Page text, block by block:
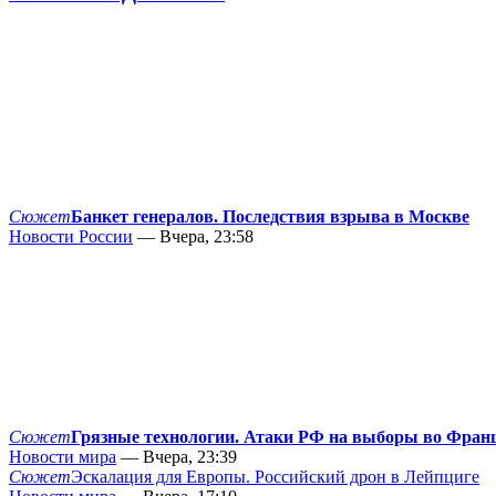
СюжетБанкет генералов. Последствия взрыва в Москве
Новости России — Вчера, 23:58
СюжетГрязные технологии. Атаки РФ на выборы во
Новости мира — Вчера, 23:39
СюжетЭскалация для Европы. Российский дрон в Лейпциге